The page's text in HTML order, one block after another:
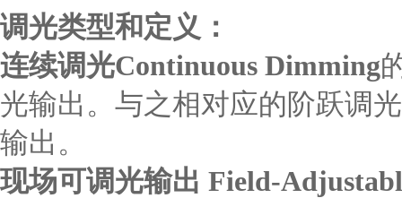
调光类型和定义：
连续调光Continuous Dimming
光输出。与之相对应的阶跃调
输出。
现场可调光输出 Field-